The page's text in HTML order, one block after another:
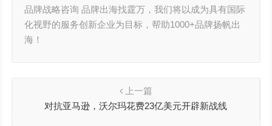
品牌战略咨询 品牌出海找霆万，我们将以成为具有国际
化视野的服务创新企业为目标，帮助1000+品牌扬帆出
海！
上一篇
对抗亚马逊，沃尔玛花费23亿美元开辟新战线